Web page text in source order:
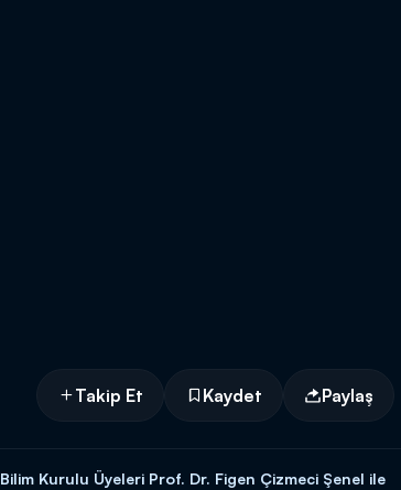
Takip Et Kaydet Paylaş
Bilim Kurulu Üyeleri Prof. Dr. Figen Çizmeci Şenel ile